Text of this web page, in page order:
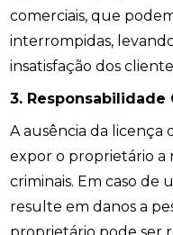
comerciais, que
interrompidas,
insatisfação dos
3. Responsabilidade
A ausência da licença
expor o proprietário a
criminais. Em caso
resulte em danos a